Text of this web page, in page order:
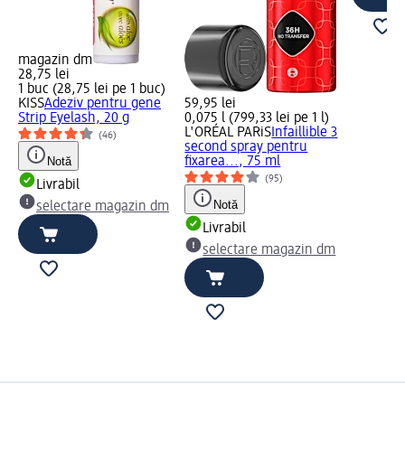
magazin dm
28,75 lei
1 buc (28,75 lei pe 1 buc)
KISSAdeziv pentru gene
Strip Eyelash, 20 g
(46)
Notă
Livrabil
selectare magazin dm
59,95 lei
0,075 l (799,33 lei pe 1 l)
L'ORÉAL PARiSInfaillible 3
second spray pentru
fixarea..., 75 ml
(95)
Notă
Livrabil
selectare magazin dm